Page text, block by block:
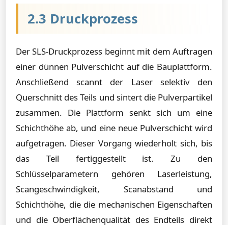
2.3 Druckprozess
Der SLS-Druckprozess beginnt mit dem Auftragen
einer dünnen Pulverschicht auf die Bauplattform.
Anschließend scannt der Laser selektiv den
Querschnitt des Teils und sintert die Pulverpartikel
zusammen. Die Plattform senkt sich um eine
Schichthöhe ab, und eine neue Pulverschicht wird
aufgetragen. Dieser Vorgang wiederholt sich, bis
das Teil fertiggestellt ist. Zu den
Schlüsselparametern gehören Laserleistung,
Scangeschwindigkeit, Scanabstand und
Schichthöhe, die die mechanischen Eigenschaften
und die Oberflächenqualität des Endteils direkt